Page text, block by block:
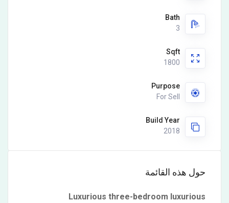
Bath
3
Sqft
1800
Purpose
For Sell
Build Year
2018
حول هذه القائمة
Luxurious three-bedroom luxurious